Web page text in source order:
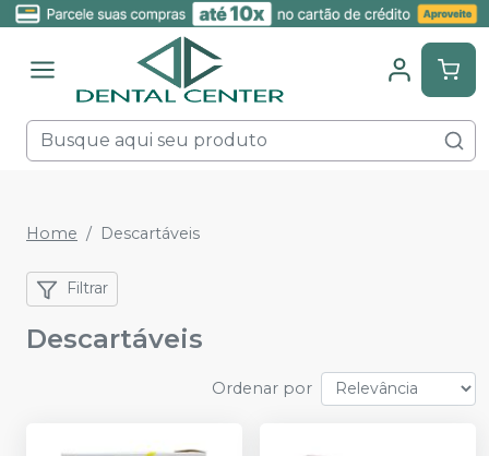
Home Descartáveis
Filtrar
Descartáveis
Ordenar por